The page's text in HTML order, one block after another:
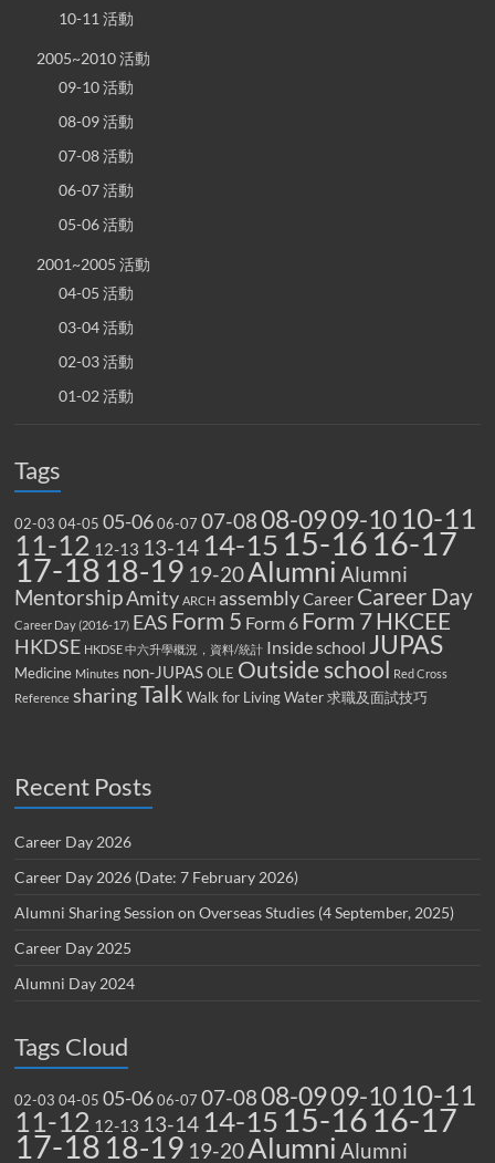
10-11 活動
2005~2010 活動
09-10 活動
08-09 活動
07-08 活動
06-07 活動
05-06 活動
2001~2005 活動
04-05 活動
03-04 活動
02-03 活動
01-02 活動
Tags
02-03 04-05 05-06 06-07 07-0808-0909-10 10-11
11-12 12-13 13-14 14-15 15-16 16-17
17-18 18-19 19-20Alumni Alumni
MentorshipAmity ARCH assemblyCareer Career Day
Career Day (2016-17) EAS Form 5 Form 6 Form 7HKCEE
HKDSE HKDSE 中六升學概況，資料/統計 Inside school JUPAS
Medicine Minutes non-JUPAS OLE Outside school Red Cross
Reference sharingTalk Walk for Living Water 求職及面試技巧
Recent Posts
Career Day 2026
Career Day 2026 (Date: 7 February 2026)
Alumni Sharing Session on Overseas Studies (4 September, 2025)
Career Day 2025
Alumni Day 2024
Tags Cloud
02-03 04-05 05-06 06-07 07-0808-0909-10 10-11
11-12 12-13 13-14 14-15 15-16 16-17
17-18 18-19 19-20Alumni Alumni